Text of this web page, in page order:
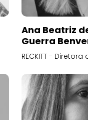
Ana Beatriz
Guerra
RECKITT -